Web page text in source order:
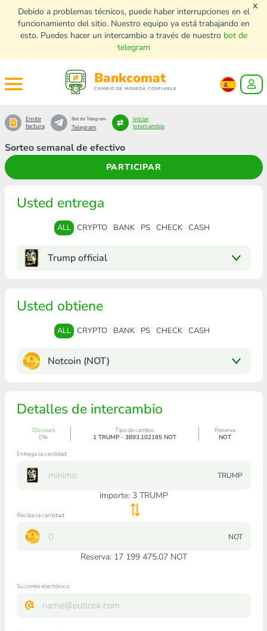
Debido a problemas técnicos, puede haber interrupciones en el
funcionamiento del sitio. Nuestro equipo ya está trabajando en
esto. Puedes hacer un intercambio a través de nuestro bot de
telegram
x
Bankcomat
CAMBIO DE MONEDA CONFIABLE
Sorteo semanal de efectivo
PARTICIPAR
Emitir
factura
Bot de Telegram
Telegram
Iniciar
intercambio
Usted entrega
ALL CRYPTO BANK PS CHECK CASH
Trump official
Usted obtiene
ALL CRYPTO BANK PS CHECK CASH
Notcoin (NOT)
Detalles de intercambio
Discount
0%
Tipo de cambio
1 TRUMP - 3893.102185 NOT
Reserva
NOT
Entrega la cantidad
TRUMP
importe: 3TRUMP
Recibe la cantidad
NOT
Reserva: 17 199 475.07 NOT
Su correo electrónico